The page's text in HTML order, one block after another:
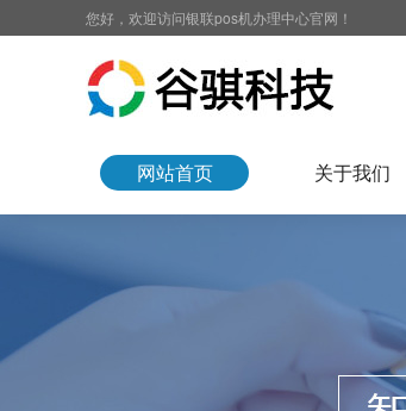
您好，欢迎访问银联pos机办理中心官网！
网站首页 关于我们